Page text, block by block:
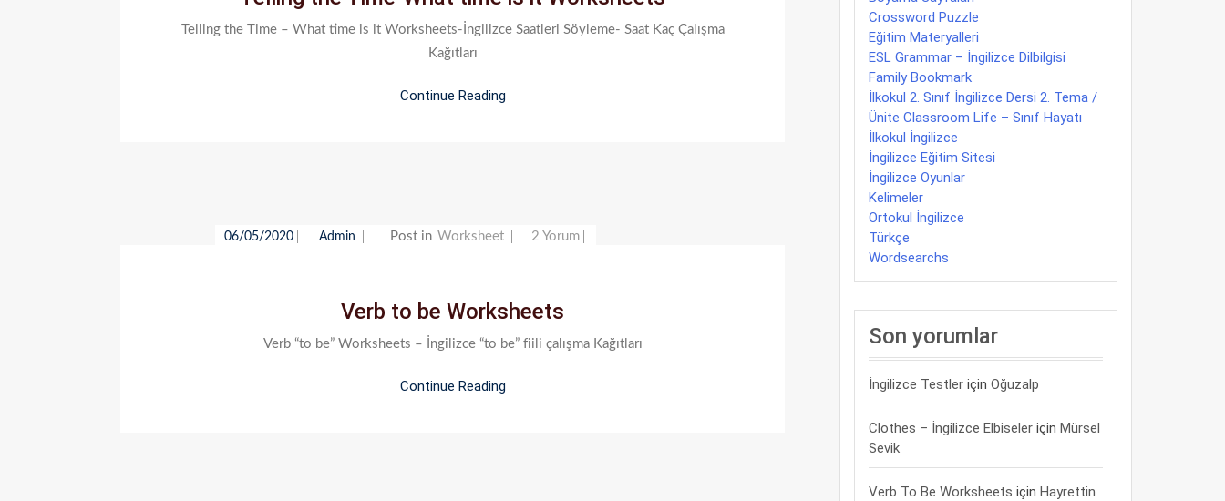
Telling the Time – What time is it Worksheets-İngilizce Saatleri Söyleme- Saat Kaç Çalışma
Kağıtları
Continue Reading
06/05/2020 Admin Post in Worksheet
Verb
Worksheets
2 Yorum
Verb to be Worksheets
Verb “to be” Worksheets – İngilizce “to be” fiili çalışma Kağıtları
Continue Reading
Crossword Puzzle
Eğitim Materyalleri
ESL Grammar – İngilizce Dilbilgisi
Family Bookmark
İlkokul 2. Sınıf İngilizce Dersi 2. Tema /
Ünite Classroom Life – Sınıf Hayatı
İlkokul İngilizce
İngilizce Eğitim Sitesi
İngilizce Oyunlar
Kelimeler
Ortokul İngilizce
Türkçe
Wordsearchs
Son yorumlar
İngilizce Testler için Oğuzalp
Clothes – İngilizce Elbiseler için Mürsel
Sevik
Verb To Be Worksheets için Hayrettin